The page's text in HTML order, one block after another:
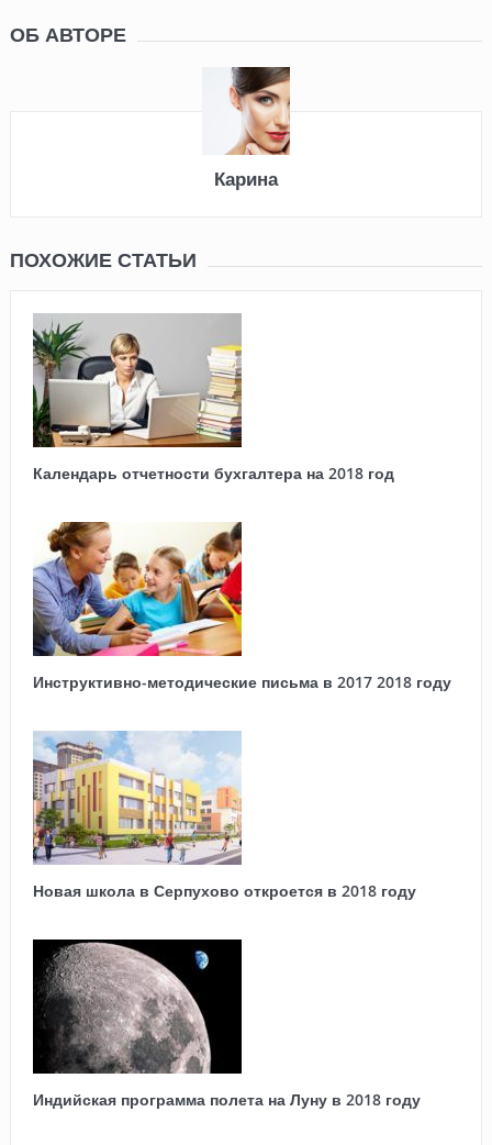
ОБ АВТОРЕ
Карина
ПОХОЖИЕ СТАТЬИ
Календарь отчетности бухгалтера на 2018 год
Инструктивно-методические письма в 2017 2018 году
Новая школа в Серпухово откроется в 2018 году
Индийская программа полета на Луну в 2018 году